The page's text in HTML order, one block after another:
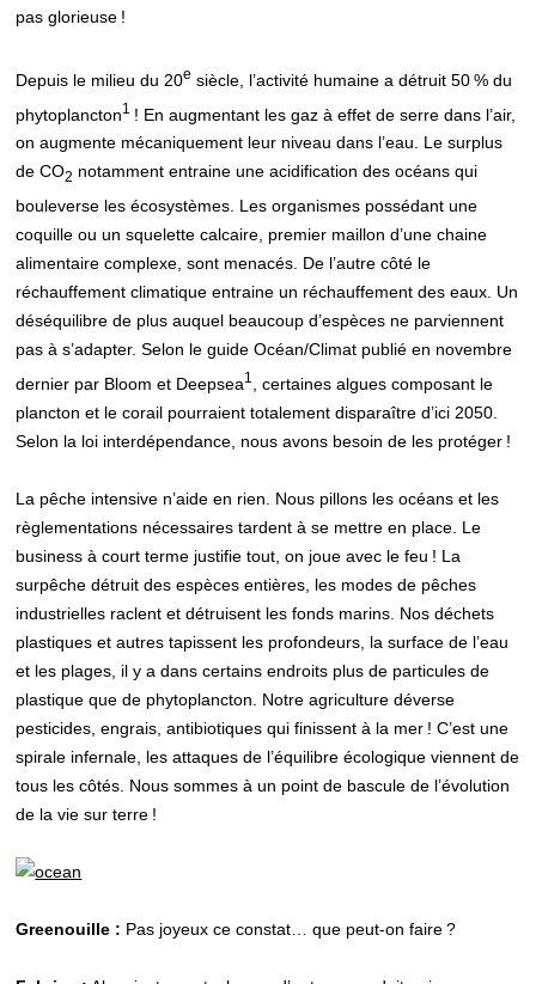
pas glorieuse !
Depuis le milieu du 20e siècle, l’activité humaine a détruit 50 % du
phytoplancton1 ! En augmentant les gaz à effet de serre dans l’air,
on augmente mécaniquement leur niveau dans l’eau. Le surplus
de CO2 notamment entraine une acidification des océans qui
bouleverse les écosystèmes. Les organismes possédant une
coquille ou un squelette calcaire, premier maillon d’une chaine
alimentaire complexe, sont menacés. De l’autre côté le
réchauffement climatique entraine un réchauffement des eaux. Un
déséquilibre de plus auquel beaucoup d’espèces ne parviennent
pas à s’adapter. Selon le guide Océan/Climat publié en novembre
dernier par Bloom et Deepsea1
, certaines algues composant le
plancton et le corail pourraient totalement disparaître d’ici 2050.
Selon la loi interdépendance, nous avons besoin de les protéger !
La pêche intensive n’aide en rien. Nous pillons les océans et les
règlementations nécessaires tardent à se mettre en place. Le
business à court terme justifie tout, on joue avec le feu ! La
surpêche détruit des espèces entières, les modes de pêches
industrielles raclent et détruisent les fonds marins. Nos déchets
plastiques et autres tapissent les profondeurs, la surface de l’eau
et les plages, il y a dans certains endroits plus de particules de
plastique que de phytoplancton. Notre agriculture déverse
pesticides, engrais, antibiotiques qui finissent à la mer ! C’est une
spirale infernale, les attaques de l’équilibre écologique viennent de
tous les côtés. Nous sommes à un point de bascule de l’évolution
de la vie sur terre !
Greenouille : Pas joyeux ce constat… que peut-on faire ?